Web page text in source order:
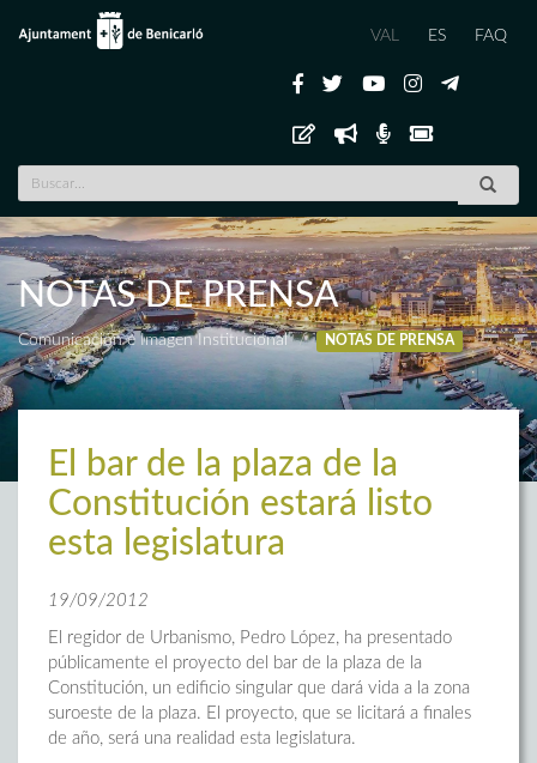
VAL ES FAQ
NOTAS DE PRENSA
Comunicación e Imagen Institucional NOTAS DE PRENSA
El bar de la plaza de la
Constitución estará listo
esta legislatura
19/09/2012
El regidor de Urbanismo, Pedro López, ha presentado
públicamente el proyecto del bar de la plaza de la
Constitución, un edificio singular que dará vida a la zona
suroeste de la plaza. El proyecto, que se licitará a finales
de año, será una realidad esta legislatura.